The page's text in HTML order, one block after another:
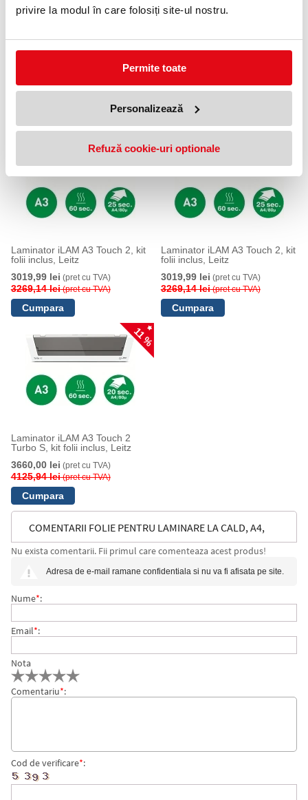
privire la modul în care folosiți site-ul nostru.
Permite toate
Personalizează
Refuză cookie-uri optionale
Laminator iLAM Home Office A4,
478,99 lei(pret cu TVA)
kit folii inclus, Leitz
1930,00 lei(pret cu TVA)
8 %
Laminator iLAM A3 Touch 2, kit
folii inclus, Leitz
3019,99 lei (pret cu TVA)
3269,14 lei(pret cu TVA)
Laminator iLAM A3 Touch 2, kit
folii inclus, Leitz
3019,99 lei (pret cu TVA)
3269,14 lei(pret cu TVA)
11 %
Laminator iLAM A3 Touch 2
Turbo S, kit folii inclus, Leitz
3660,00 lei (pret cu TVA)
4125,94 lei(pret cu TVA)
COMENTARII FOLIE PENTRU LAMINARE LA CALD, A4,
LAMINARE RAPIDA, 125 MICRONI, 100 BUC/SET LEITZ
Nu exista comentarii. Fii primul care comenteaza acest produs!
Adresa de e-mail ramane confidentiala si nu va fi afisata pe site.
Nume*:
Email*:
Nota
Comentariu*:
Cod de verificare*: